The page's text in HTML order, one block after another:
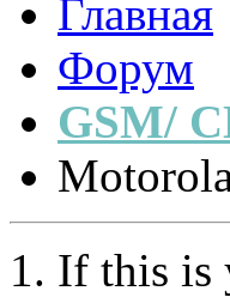
Форум
GSM/
If this is